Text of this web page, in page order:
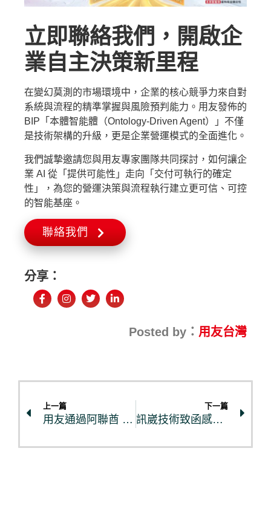
立即聯絡我們，開啟企
業自主決策新里程
在變幻莫測的市場環境中，企業的核心競爭力來自對
系統與流程的精準掌握與風險預判能力。用友發佈的
BIP「本體智能體（Ontology-Driven Agent）」不僅
是技術架構的升級，更是企業營運模式的全面進化。
我們誠摯邀請您與用友專家團隊共同探討，如何讓企
業 AI 從「提供可能性」走向「交付可執行的確定
性」，為您的營運決策與流程執行建立更可信、可控
的智能基座。
聯絡我們
分享：
Posted by： 用友台灣
上一篇
用友通過阿聯酋 FTA 官方財稅軟體認證，助台商解決進軍當地財務合規難題
下一篇
訊崴技術致函感謝用友：替換國際大廠系統，運維交付實力三年驗證